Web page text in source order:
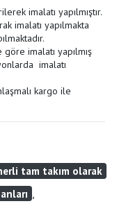
imalatı yapılmıştır.
imalatı yapılmakta
imalatı yapılmış
imalatı
kargo ile
tam takım olarak